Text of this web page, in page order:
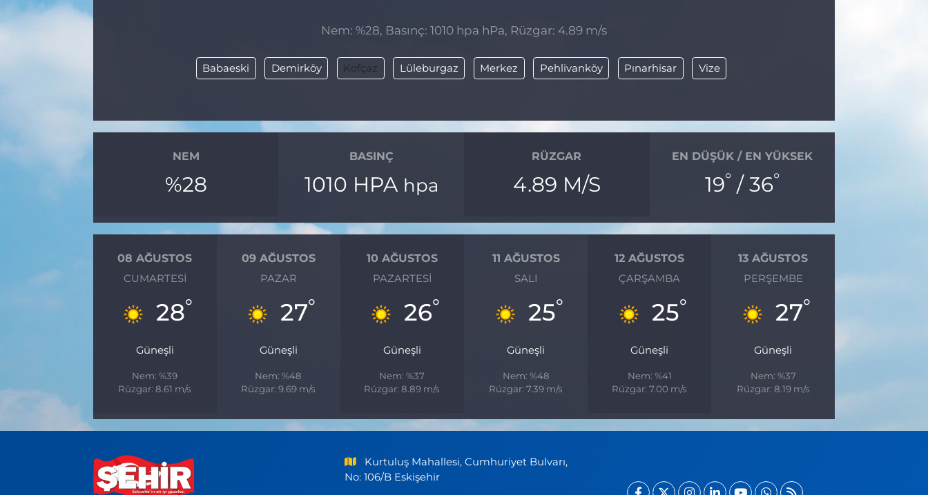
Nem: %28, Basınç: 1010 hpa hPa, Rüzgar: 4.89 m/s
Babaeski Demirköy Kofçaz Lüleburgaz Merkez Pehlivanköy Pınarhisar Vize
NEM
%28
BASINÇ
1010 HPA hpa
RÜZGAR
4.89 M/S
EN DÜŞÜK / EN YÜKSEK
19°/ 36°
08 AĞUSTOS
CUMARTESI
28°
Güneşli
Nem: %39
Rüzgar: 8.61 m/s
09 AĞUSTOS
PAZAR
27°
Güneşli
Nem: %48
Rüzgar: 9.69 m/s
10 AĞUSTOS
PAZARTESI
26°
Güneşli
Nem: %37
Rüzgar: 8.89 m/s
11 AĞUSTOS
SALI
25°
Güneşli
Nem: %48
Rüzgar: 7.39 m/s
12 AĞUSTOS
ÇARŞAMBA
25°
Güneşli
Nem: %41
Rüzgar: 7.00 m/s
13 AĞUSTOS
PERŞEMBE
27°
Güneşli
Nem: %37
Rüzgar: 8.19 m/s
Kurtuluş Mahallesi, Cumhuriyet Bulvarı,
No: 106/B Eskişehir